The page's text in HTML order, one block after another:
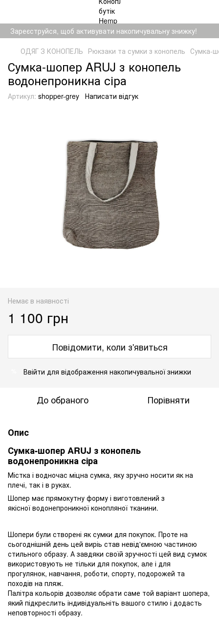
Зареєструйся, щоб активувати накопичувальну знижку!
ОДЯГ З КОНОПЕЛЬ Рюкзаки та сумки з конопель Сумка-
Сумка-шопер ARUJ з конопель
водонепроникна сіра
Артикул: shopper-grey Написати відгук
Немає в наявності
1 100 грн
Повідомити, коли з'явиться
Ввійти для відображення накопичувальної знижки
До обраного Порівняти
Опис
Сумка-шопер ARUJ з конопель
водонепроникна сіра
Містка і водночас міцна сумка, яку зручно носити як на
плечі, так і в руках.
Шопер має прямокутну форму і виготовлений з
якісної водонепроникної конопляної тканини.
Шопери були створені як сумки для покупок. Проте на
сьогоднішній день цей виріь став невід'ємною частиною
стильного образу. А завдяки своїй зручності цей вид сумок
використовують не тільки для покупок, але і для
прогулянок, навчання, роботи, спорту, подорожей та
походів на пляж.
Палітра кольорів дозволяє обрати саме той варіант шопера,
який підкреслить індивідуальніть вашого стилю і додасть
неповторності образу.